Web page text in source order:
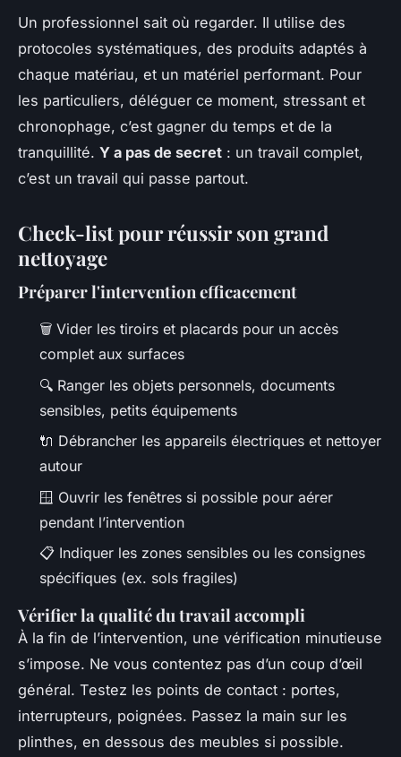
Un professionnel sait où regarder. Il utilise des
protocoles systématiques, des produits adaptés à
chaque matériau, et un matériel performant. Pour
les particuliers, déléguer ce moment, stressant et
chronophage, c’est gagner du temps et de la
tranquillité. Y a pas de secret : un travail complet,
c’est un travail qui passe partout.
Check-list pour réussir son grand
nettoyage
Préparer l'intervention efficacement
🗑️ Vider les tiroirs et placards pour un accès
complet aux surfaces
🔍 Ranger les objets personnels, documents
sensibles, petits équipements
🔌 Débrancher les appareils électriques et nettoyer
autour
🪟 Ouvrir les fenêtres si possible pour aérer
pendant l’intervention
📋 Indiquer les zones sensibles ou les consignes
spécifiques (ex. sols fragiles)
Vérifier la qualité du travail accompli
À la fin de l’intervention, une vérification minutieuse
s’impose. Ne vous contentez pas d’un coup d’œil
général. Testez les points de contact : portes,
interrupteurs, poignées. Passez la main sur les
plinthes, en dessous des meubles si possible.